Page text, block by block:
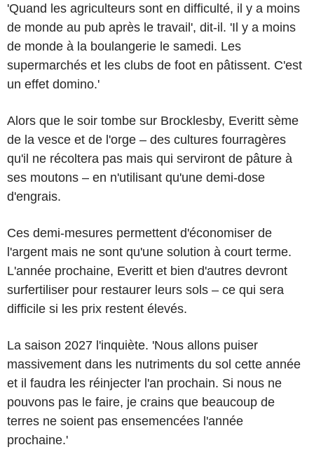
'Quand les agriculteurs sont en difficulté, il y a moins
de monde au pub après le travail', dit-il. 'Il y a moins
de monde à la boulangerie le samedi. Les
supermarchés et les clubs de foot en pâtissent. C'est
un effet domino.'
Alors que le soir tombe sur Brocklesby, Everitt sème
de la vesce et de l'orge – des cultures fourragères
qu'il ne récoltera pas mais qui serviront de pâture à
ses moutons – en n'utilisant qu'une demi-dose
d'engrais.
Ces demi-mesures permettent d'économiser de
l'argent mais ne sont qu'une solution à court terme.
L'année prochaine, Everitt et bien d'autres devront
surfertiliser pour restaurer leurs sols – ce qui sera
difficile si les prix restent élevés.
La saison 2027 l'inquiète. 'Nous allons puiser
massivement dans les nutriments du sol cette année
et il faudra les réinjecter l'an prochain. Si nous ne
pouvons pas le faire, je crains que beaucoup de
terres ne soient pas ensemencées l'année
prochaine.'